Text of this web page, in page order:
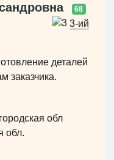
68
3-ий
деталей
заказчика.
обл
обл.